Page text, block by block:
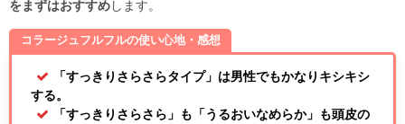
をまずはおすすめします。
コラージュフルフルの使い心地・感想
「すっきりさらさらタイプ」は男性でもかなりキシキシ
する。
「すっきりさらさら」も「うるおいなめらか」も頭皮の